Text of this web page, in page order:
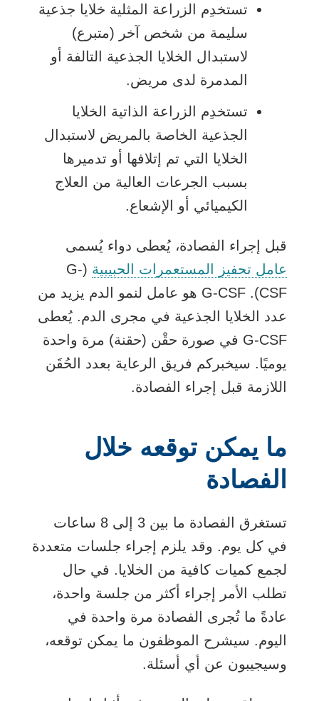
تستخدِم الزراعة المثلية خلايا جذعية
سليمة من شخص آخر (متبرع)
لاستبدال الخلايا الجذعية التالفة أو
المدمرة لدى مريض.
تستخدِم الزراعة الذاتية الخلايا
الجذعية الخاصة بالمريض لاستبدال
الخلايا التي تم إتلافها أو تدميرها
بسبب الجرعات العالية من العلاج
الكيميائي أو الإشعاع.
قبل إجراء الفصادة، يُعطى دواء يُسمى
عامل تحفيز المستعمرات الحبيبية
(G-
CSF). G-CSF هو عامل لنمو الدم يزيد من
عدد الخلايا الجذعية في مجرى الدم. يُعطى
G-CSF في صورة حقْن (حقنة) مرة واحدة
يوميًا. سيخبركم فريق الرعاية بعدد الحُقَن
اللازمة قبل إجراء الفصادة.
ما يمكن توقعه خلال
الفصادة
تستغرق الفصادة ما بين 3 إلى 8 ساعات
في كل يوم. وقد يلزم إجراء جلسات متعددة
لجمع كميات كافية من الخلايا. في حال
تطلب الأمر إجراء أكثر من جلسة واحدة،
عادةً ما تُجرى الفصادة مرة واحدة في
اليوم. سيشرح الموظفون ما يمكن توقعه،
وسيجيبون عن أي أسئلة.